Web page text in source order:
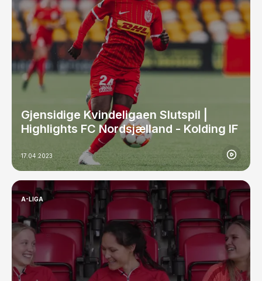
Gjensidige Kvindeligaen Slutspil |
Highlights FC Nordsjælland - Kolding IF
17.04.2023
A-LIGA